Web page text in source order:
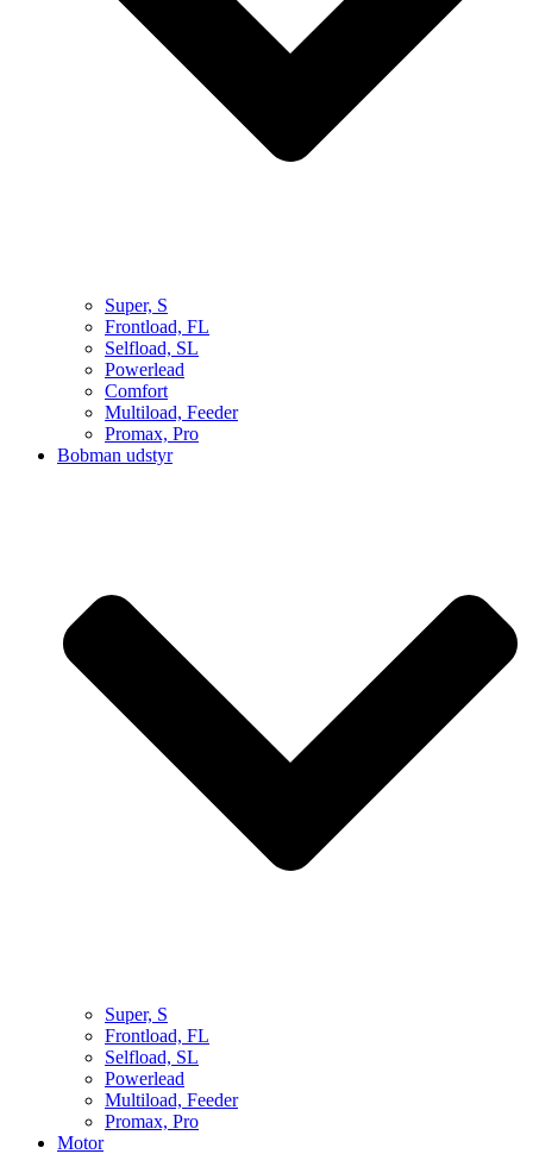
Super, S
Frontload, FL
Selfload, SL
Powerlead
Comfort
Multiload, Feeder
Promax, Pro
Bobman udstyr
Super, S
Frontload, FL
Selfload, SL
Powerlead
Multiload, Feeder
Promax, Pro
Motor